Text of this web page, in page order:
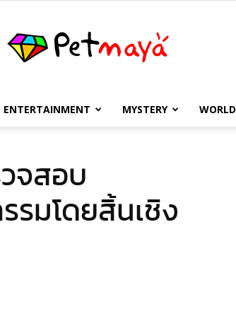
เพชร
มายา
ENTERTAINMENT MYSTERY WORLD
จสอบ
รมโดยสิ้นเชิง